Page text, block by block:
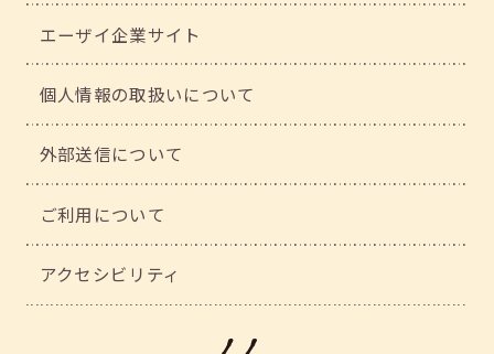
エーザイ企業サイト
個人情報の取扱いについて
外部送信について
ご利用について
アクセシビリティ